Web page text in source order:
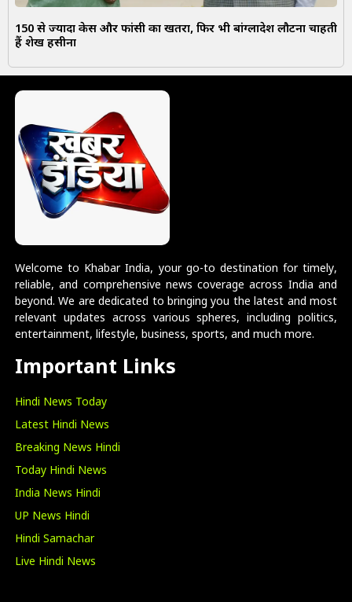
150 से ज्यादा केस और फांसी का खतरा, फिर भी बांग्लादेश लौटना चाहती
हैं शेख हसीना
Welcome to Khabar India, your go-to destination for timely,
reliable, and comprehensive news coverage across India and
beyond. We are dedicated to bringing you the latest and most
relevant updates across various spheres, including politics,
entertainment, lifestyle, business, sports, and much more.
Important Links
Hindi News Today
Latest Hindi News
Breaking News Hindi
Today Hindi News
India News Hindi
UP News Hindi
Hindi Samachar
Live Hindi News